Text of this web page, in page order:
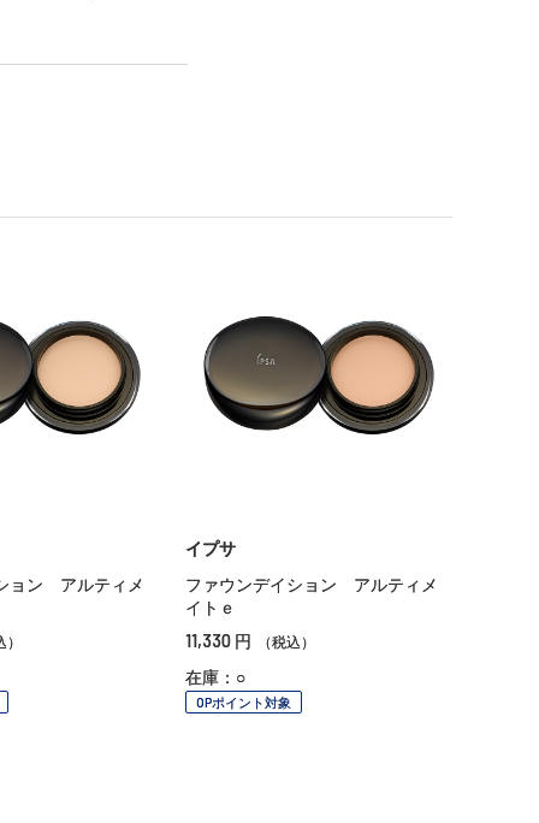
ョン アルティメ
）
イプサ
ファウンデイション アルティメ
イトｅ
11,330 円 （税込）
在庫：○
OPポイント対象